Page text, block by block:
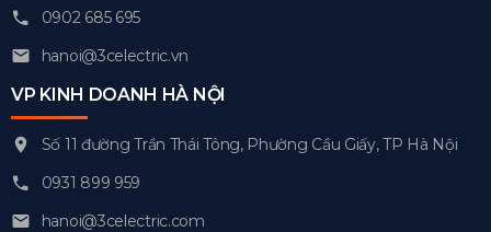
0902 685 695
hanoi@3celectric.vn
VP KINH DOANH HÀ NỘI
Số 11 đường Trần Thái Tông, Phường Cầu Giấy, TP Hà Nội
0931 899 959
hanoi@3celectric.com